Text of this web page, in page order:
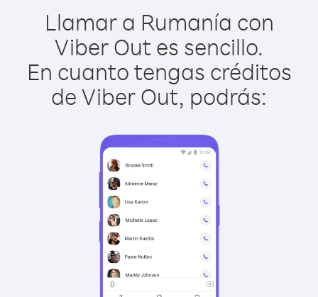
Llamar a Rumanía con
Viber Out es sencillo.
En cuanto tengas créditos
de Viber Out, podrás: